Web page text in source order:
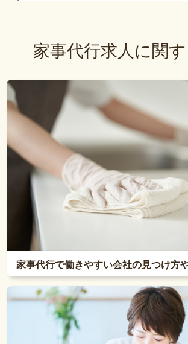
家事代行求人に関
家事代行で働きやすい会社の見つけ方